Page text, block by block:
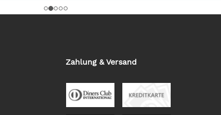
Zahlung & Versand